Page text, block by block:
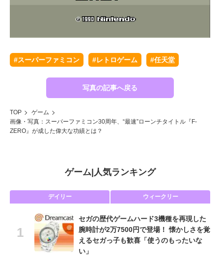
#スーパーファミコン #レトロゲーム #任天堂
写真の記事へ戻る
TOP
ゲーム
画像・写真：スーパーファミコン30周年、“最速”ローンチタイトル『F-
ZERO』が成した偉大な功績とは？
ゲーム| 人気ランキング
デイリー ウィークリー
セガの歴代ゲームハード3機種を再現した
腕時計が2万7500円で登場！ 懐かしさを覚
えるセガっ子も歓喜「使うのもったいな
い」